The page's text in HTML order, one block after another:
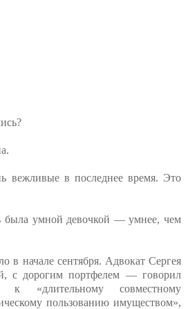
вежливые в последнее время. Это
была умной девочкой — умнее, чем
в начале сентября. Адвокат Сергея
с дорогим портфелем — говорил
к «длительному совместному
пользованию имуществом»,